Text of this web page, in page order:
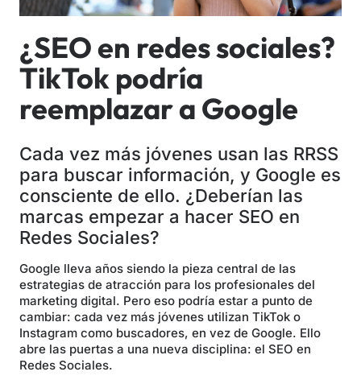
¿SEO en redes sociales?
TikTok podría
reemplazar a Google
Cada vez más jóvenes usan las RRSS
para buscar información, y Google es
consciente de ello. ¿Deberían las
marcas empezar a hacer SEO en
Redes Sociales?
Google lleva años siendo la pieza central de las
estrategias de atracción para los profesionales del
marketing digital. Pero eso podría estar a punto de
cambiar: cada vez más jóvenes utilizan TikTok o
Instagram como buscadores, en vez de Google. Ello
abre las puertas a una nueva disciplina: el SEO en
Redes Sociales.